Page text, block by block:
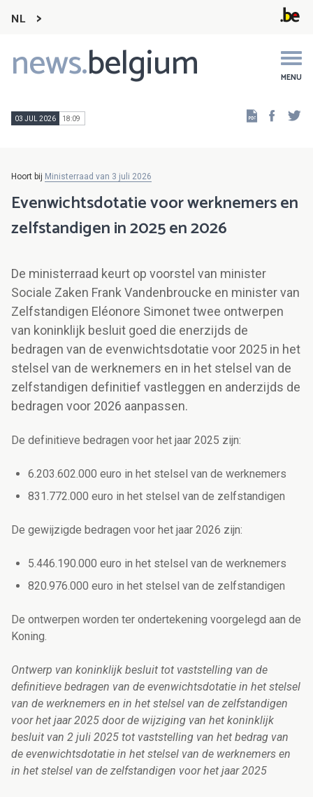
NL
news.belgium MENU
Main
navigation
03 JUL 2026 18:09
Hoort bij Ministerraad van 3 juli 2026
Evenwichtsdotatie voor werknemers en
zelfstandigen in 2025 en 2026
De ministerraad keurt op voorstel van minister
Sociale Zaken Frank Vandenbroucke en minister van
Zelfstandigen Eléonore Simonet twee ontwerpen
van koninklijk besluit goed die enerzijds de
bedragen van de evenwichtsdotatie voor 2025 in het
stelsel van de werknemers en in het stelsel van de
zelfstandigen definitief vastleggen en anderzijds de
bedragen voor 2026 aanpassen.
De definitieve bedragen voor het jaar 2025 zijn:
6.203.602.000 euro in het stelsel van de werknemers
831.772.000 euro in het stelsel van de zelfstandigen
De gewijzigde bedragen voor het jaar 2026 zijn:
5.446.190.000 euro in het stelsel van de werknemers
820.976.000 euro in het stelsel van de zelfstandigen
De ontwerpen worden ter ondertekening voorgelegd aan de
Koning.
Ontwerp van koninklijk besluit tot vaststelling van de
definitieve bedragen van de evenwichtsdotatie in het stelsel
van de werknemers en in het stelsel van de zelfstandigen
voor het jaar 2025 door de wijziging van het koninklijk
besluit van 2 juli 2025 tot vaststelling van het bedrag van
de evenwichtsdotatie in het stelsel van de werknemers en
in het stelsel van de zelfstandigen voor het jaar 2025